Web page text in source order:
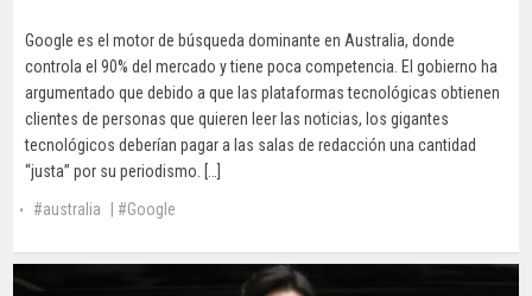
Google es el motor de búsqueda dominante en Australia, donde
controla el 90% del mercado y tiene poca competencia. El gobierno ha
argumentado que debido a que las plataformas tecnológicas obtienen
clientes de personas que quieren leer las noticias, los gigantes
tecnológicos deberían pagar a las salas de redacción una cantidad
“justa” por su periodismo. […]
australia
Google